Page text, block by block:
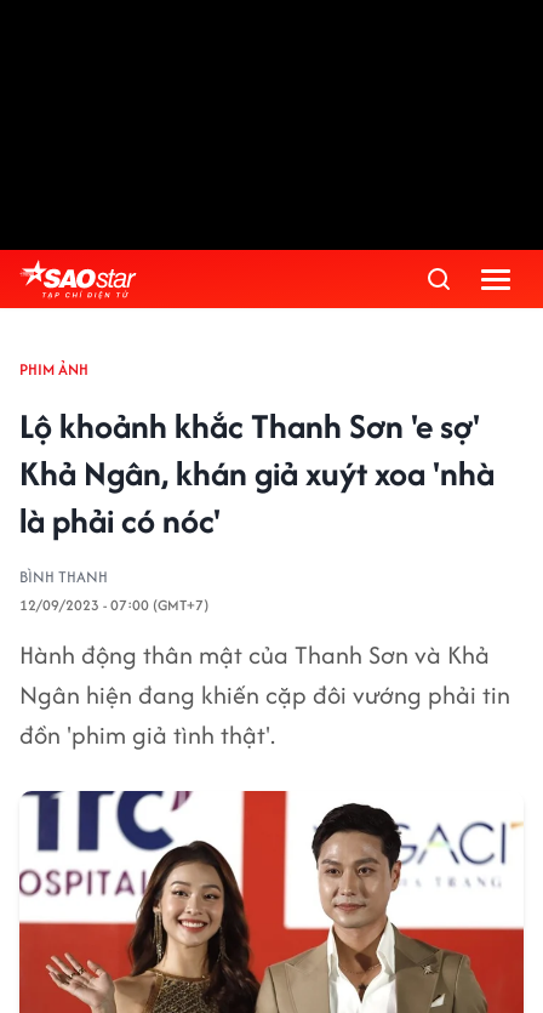
PHIM ẢNH
Lộ khoảnh khắc Thanh Sơn 'e sợ'
Khả Ngân, khán giả xuýt xoa 'nhà
là phải có nóc'
BÌNH THANH
12/09/2023 - 07:00 (GMT+7)
Hành động thân mật của Thanh Sơn và Khả
Ngân hiện đang khiến cặp đôi vướng phải tin
đồn 'phim giả tình thật'.